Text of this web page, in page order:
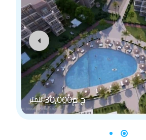
ج.م30,000 للمتر